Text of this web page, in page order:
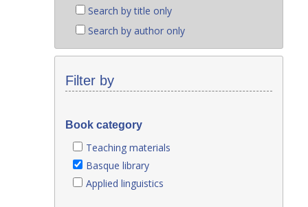
Search by title only
Search by author only
Filter by
Book category
Teaching materials
Basque library
Applied linguistics